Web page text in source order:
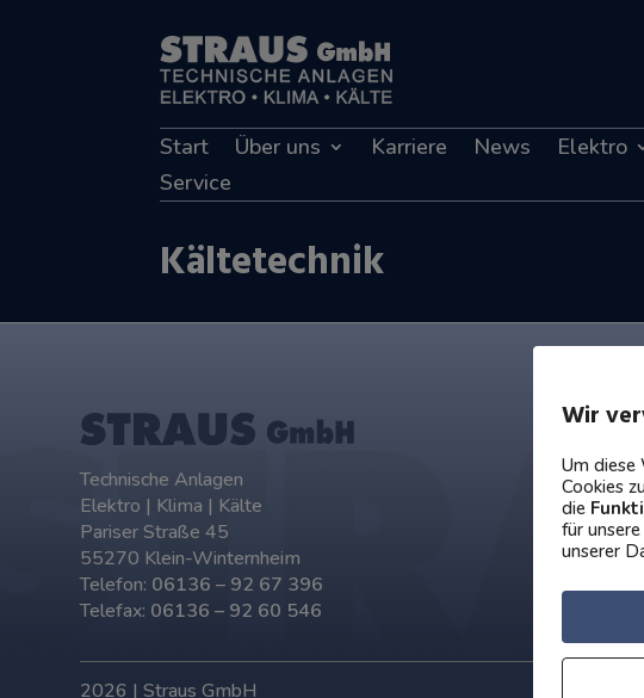
Start Über uns Karriere News Elektro
Service
Kältetechnik
Technische Anlagen
Elektro | Klima | Kälte
Pariser Straße 45
55270 Klein-Winternheim
Telefon: 06136 – 92 67 396
Telefax: 06136 – 92 60 546
2026 | Straus GmbH
Wir
Um diese
Cookies
die
für unsere
unserer